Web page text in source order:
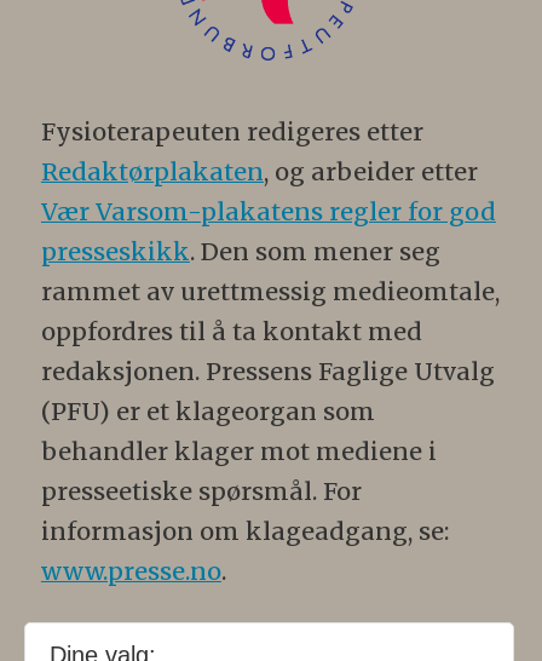
Fysioterapeuten redigeres etter
Redaktørplakaten, og arbeider etter
Vær Varsom-plakatens regler for god
presseskikk. Den som mener seg
rammet av urettmessig medieomtale,
oppfordres til å ta kontakt med
redaksjonen. Pressens Faglige Utvalg
(PFU) er et klageorgan som
behandler klager mot mediene i
presseetiske spørsmål. For
informasjon om klageadgang, se:
www.presse.no.
Dine valg: